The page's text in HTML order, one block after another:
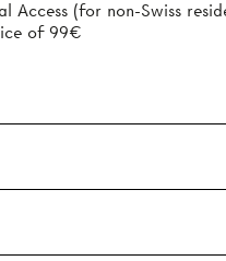
Access (for non-Swiss
of 99€